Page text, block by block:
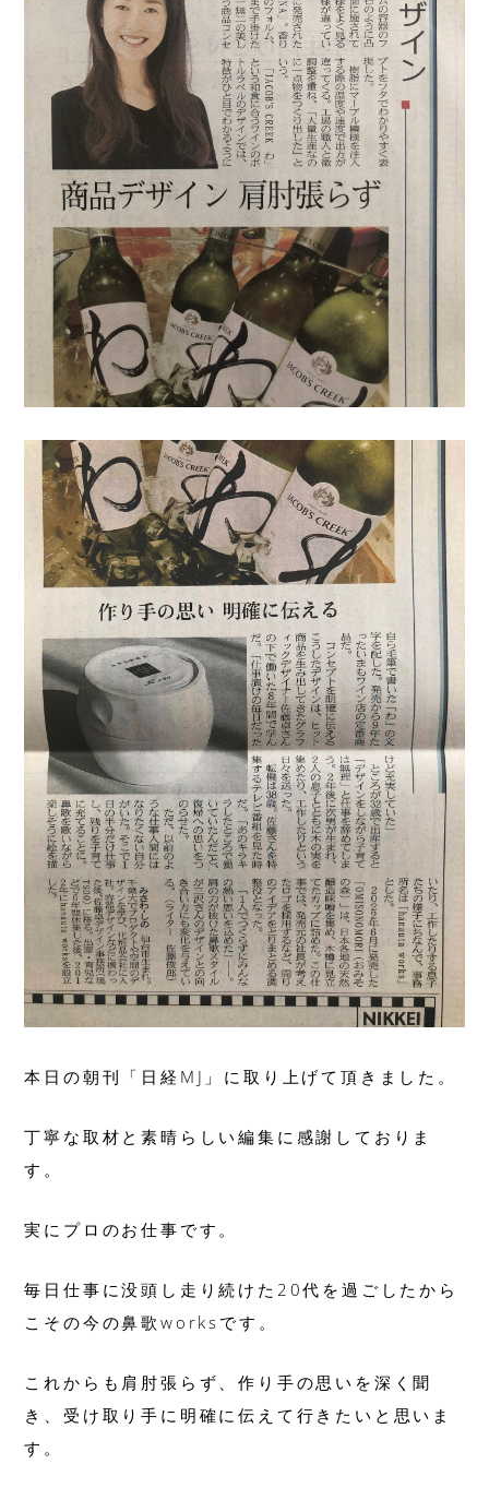
本日の朝刊「日経MJ」に取り上げて頂きました。
丁寧な取材と素晴らしい編集に感謝しておりま
す。
実にプロのお仕事です。
毎日仕事に没頭し走り続けた20代を過ごしたから
こその今の鼻歌worksです。
これからも肩肘張らず、作り手の思いを深く聞
き、受け取り手に明確に伝えて行きたいと思いま
す。